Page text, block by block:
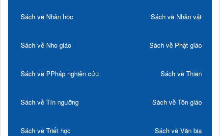
Sách về Nhân học Sách về Nhân vật
Sách về Nho giáo Sách về Phật giáo
Sách về PPháp nghiên cứu Sách về Thiền
Sách về Tín ngưỡng Sách về Tôn giáo
Sách về Triết học Sách về Văn bia